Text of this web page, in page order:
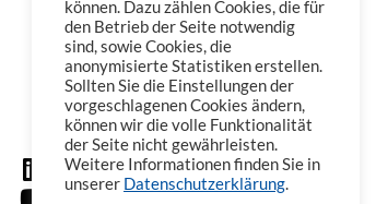
können. Dazu zählen Cookies, die für
den Betrieb der Seite notwendig
sind, sowie Cookies, die
anonymisierte Statistiken erstellen.
Sollten Sie die Einstellungen der
vorgeschlagenen Cookies ändern,
können wir die volle Funktionalität
der Seite nicht gewährleisten.
Weitere Informationen finden Sie in
unserer Datenschutzerklärung.